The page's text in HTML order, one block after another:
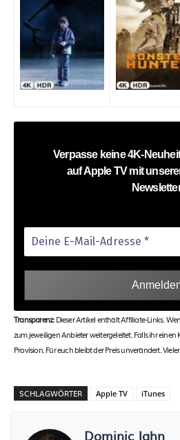
Verpasse keine 4K-
auf Apple TV mit
Transparenz:Dieser Artikel enthält Affiliate-Links.
zum jeweiligen Anbieter weitergeleitet. Falls ihr
Provision. Für euch bleibt der Preis unverändert.
SCHLAGWÖRTER Apple TV iTunes
Dominic Jahn